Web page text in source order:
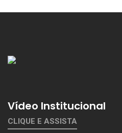
Vídeo Institucional
CLIQUE E ASSISTA